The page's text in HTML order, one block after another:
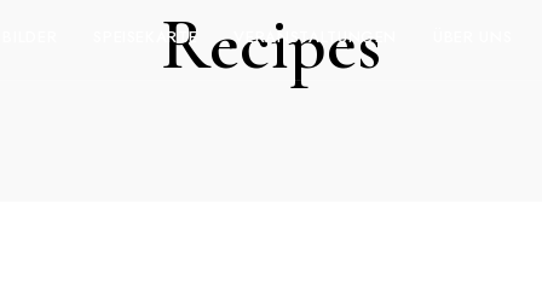
SPEISEKARTE VERANSTALTUNGEN
Recipes